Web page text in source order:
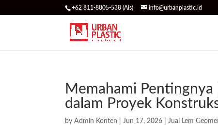
+62 811-8805-538 (Ais) info@urbanplastic.id
Memahami
dalam Proyek
byAdmin Konten |Jun 17, 2026 |Jual Lem